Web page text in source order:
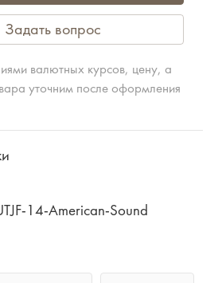
Задать вопрос
валютных курсов, цену, а
уточним после оформления
14-American-Sound